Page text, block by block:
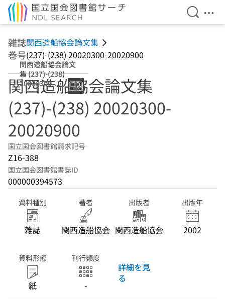
検索を
メ
雑誌関西造船協会論文集
巻号(237)-(238) 20020300-20020900
関西造船協会論文
集 (237)-(238)
20020300-
20020900
関西造船協会論文集
(237)-(238) 20020300-
20020900
国立国会図書館請求記号
Z16-388
国立国会図書館書誌ID
000000394573
資料種別
雑誌
著者
関西造船協会
出版者
関西造船協会
出版年
2002
資料形態
紙
刊行頻度
-
詳細を見
る